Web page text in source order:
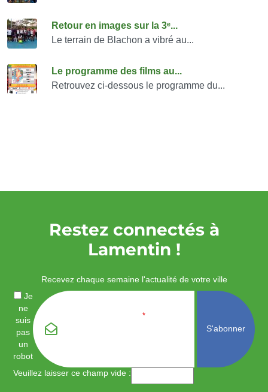
Retour en images sur la 3ᵉ...
Le terrain de Blachon a vibré au...
Le programme des films au...
Retrouvez ci-dessous le programme du...
Restez connectés à
Lamentin !
Recevez chaque semaine l'actualité de votre ville
Je
ne
suis
pas
un
robot
*
Veuillez laisser ce champ vide :